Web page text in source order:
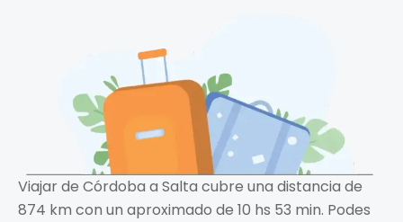
Viajar de Córdoba a Salta cubre una distancia de
874 km con un aproximado de 10 hs 53 min. Podes